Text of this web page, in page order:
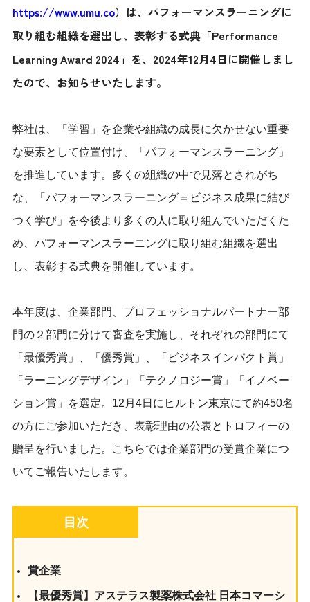
https://www.umu.co）は、パフォーマンスラーニングに
取り組む組織を選出し、表彰する式典「Performance
Learning Award 2024」を、2024年12月4日に開催しまし
たので、お知らせいたします。
弊社は、「学習」を企業や組織の成長に欠かせない重要
な要素として位置付け、「パフォーマンスラーニング」
を推進しています。多くの組織の中で見落とされがち
な、「パフォーマンスラーニング＝ビジネス成果に結び
つく学び」を今後より多くの人に取り組んでいただくた
め、パフォーマンスラーニングに取り組む組織を選出
し、表彰する式典を開催しています。
本年度は、企業部門、プロフェッショナルパートナー部
門の２部門に分けて審査を実施し、それぞれの部門にて
「最優秀賞」、「優秀賞」、「ビジネスインパクト賞」
「ラーニングデザイン」「テクノロジー賞」「イノベー
ション賞」を選定。12月4日にヒルトン東京にて約450名
の方にご参加いただき、表彰理由の公表とトロフィーの
贈呈を行いました。こちらでは企業部門の受賞企業につ
いてご報告いたします。
目次
賞企業
【最優秀賞】アステラス製薬株式会社 日本コマーシ